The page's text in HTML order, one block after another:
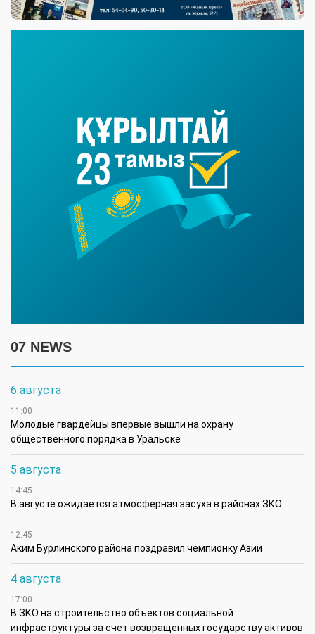
07 NEWS
6 августа
11:00
Молодые гвардейцы впервые вышли на охрану
общественного порядка в Уральске
5 августа
14:45
В августе ожидается атмосферная засуха в районах ЗКО
12:45
Аким Бурлинского района поздравил чемпионку Азии
4 августа
17:00
В ЗКО на строительство объектов социальной
инфраструктуры за счет возвращенных государству активов